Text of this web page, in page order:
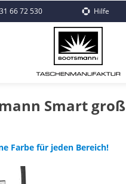
66 72 530 Hilfe
Smart groß
Farbe für jeden Bereich!